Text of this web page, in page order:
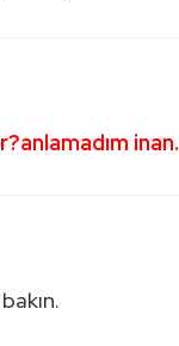
inan.